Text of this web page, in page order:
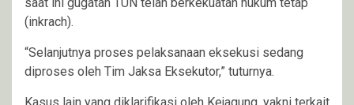
(inkrach).
“Selanjutnya proses pelaksanaan eksekusi sedang
diproses oleh Tim Jaksa Eksekutor,” tuturnya.